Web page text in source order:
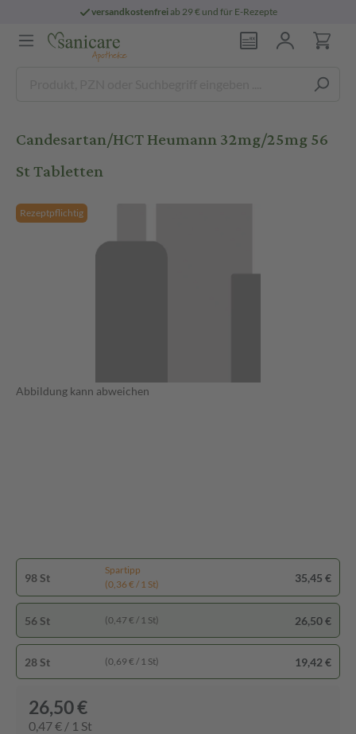
versandkostenfreiab 29 € und für E-Rezepte
Candesartan/HCT Heumann 32mg/25mg 56
St Tabletten
Rezeptpflichtig
Abbildung kann abweichen
98 St
Spartipp
(0,36 € / 1 St)
35,45 €
56 St (0,47 € / 1 St) 26,50 €
28 St (0,69 € / 1 St) 19,42 €
26,50 €
0,47 € / 1 St